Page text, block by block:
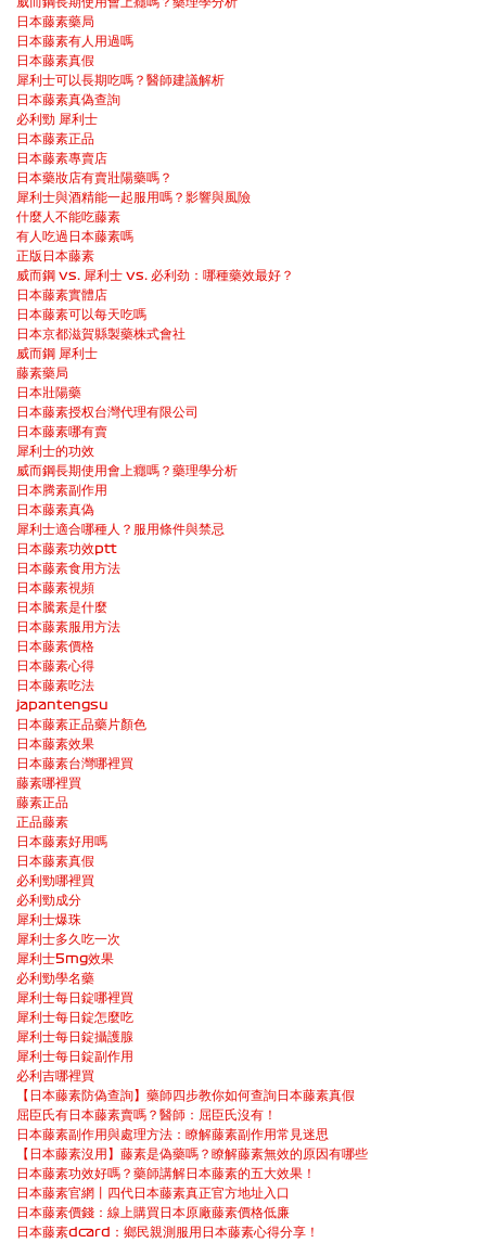
日本藤素藥局
日本藤素有人用過嗎
日本藤素真假
犀利士可以長期吃嗎？醫師建議解析
日本藤素真偽查詢
必利勁 犀利士
日本藤素正品
日本藤素專賣店
日本藥妝店有賣壯陽藥嗎？
犀利士與酒精能一起服用嗎？影響與風險
什麼人不能吃藤素
有人吃過日本藤素嗎
正版日本藤素
威而鋼 vs. 犀利士 vs. 必利劲：哪種藥效最好？
日本藤素實體店
日本藤素可以每天吃嗎
日本京都滋賀縣製藥株式會社
威而鋼 犀利士
藤素藥局
日本壯陽藥
日本藤素授权台灣代理有限公司
日本藤素哪有賣
犀利士的功效
威而鋼長期使用會上癮嗎？藥理學分析
日本腾素副作用
日本藤素真偽
犀利士適合哪種人？服用條件與禁忌
日本藤素功效ptt
日本藤素食用方法
日本藤素視頻
日本騰素是什麼
日本藤素服用方法
日本藤素價格
日本藤素心得
日本藤素吃法
japantengsu
日本藤素正品藥片顏色
日本藤素效果
日本藤素台灣哪裡買
藤素哪裡買
藤素正品
正品藤素
日本藤素好用嗎
日本藤素真假
必利勁哪裡買
必利勁成分
犀利士爆珠
犀利士多久吃一次
犀利士5mg效果
必利勁學名藥
犀利士每日錠哪裡買
犀利士每日錠怎麼吃
犀利士每日錠攝護腺
犀利士每日錠副作用
必利吉哪裡買
【日本藤素防偽查詢】藥師四步教你如何查詢日本藤素真假
屈臣氏有日本藤素賣嗎？醫師：屈臣氏沒有！
日本藤素副作用與處理方法：瞭解藤素副作用常見迷思
【日本藤素沒用】藤素是偽藥嗎？瞭解藤素無效的原因有哪些
日本藤素功效好嗎？藥師講解日本藤素的五大效果！
日本藤素官網丨四代日本藤素真正官方地址入口
日本藤素價錢：線上購買日本原廠藤素價格低廉
日本藤素dcard：鄉民親測服用日本藤素心得分享！